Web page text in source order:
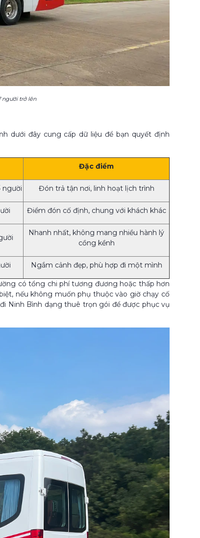
người trở lên
dưới đây cung cấp dữ liệu để bạn quyết định
Đặc điểm
người Đón trả tận nơi, linh hoạt lịch trình
Điểm đón cố định, chung với khách khác
Nhanh nhất, không mang nhiều hành lý
cồng kềnh
Ngắm cảnh đẹp, phù hợp đi một mình
có tổng chi phí tương đương hoặc thấp hơn
nếu không muốn phụ thuộc vào giờ chạy cố
Ninh Bình dạng thuê trọn gói để được phục vụ